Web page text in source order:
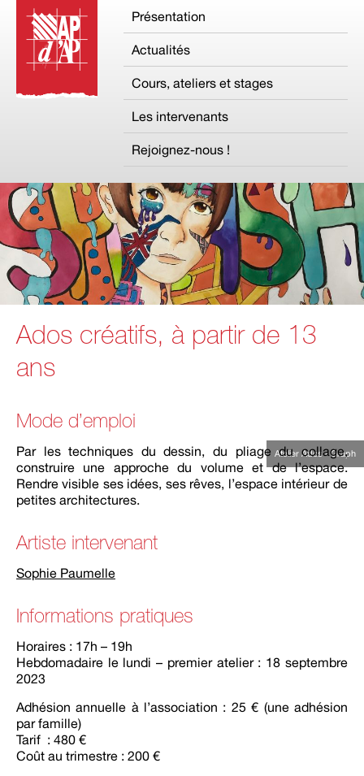
Présentation
Actualités
Cours, ateliers et stages
Les intervenants
Rejoignez-nous !
Atelier Ados - Graph
Ados créatifs, à partir de 13
ans
Mode d’emploi
Par les techniques du dessin, du pliage du collage,
construire une approche du volume et de l’espace.
Rendre visible ses idées, ses rêves, l’espace intérieur de
petites architectures.
Artiste intervenant
Sophie Paumelle
Informations pratiques
Horaires : 17h – 19h
Hebdomadaire le lundi – premier atelier : 18 septembre
2023
Adhésion annuelle à l’association : 25 € (une adhésion
par famille)
Tarif : 480 €
Coût au trimestre : 200 €